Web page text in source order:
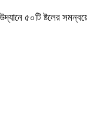
৫০টি ষ্টলের